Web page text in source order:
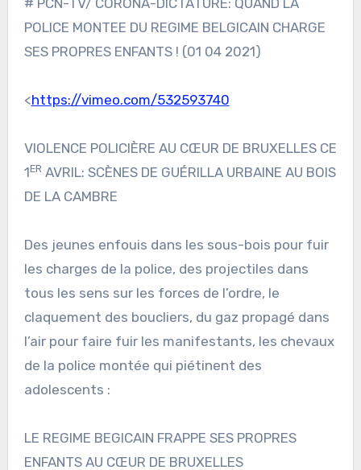
# PCN-TV/ CORONA-DICTATURE: QUAND LA
POLICE MONTEE DU REGIME BELGICAIN CHARGE
SES PROPRES ENFANTS ! (01 04 2021)
<https://vimeo.com/532593740
VIOLENCE POLICIÈRE AU CŒUR DE BRUXELLES CE
1ER AVRIL: SCÈNES DE GUÉRILLA URBAINE AU BOIS
DE LA CAMBRE
Des jeunes enfouis dans les sous-bois pour fuir
les charges de la police, des projectiles dans
tous les sens sur les forces de l’ordre, le
claquement des boucliers, du gaz propagé dans
l’air pour faire fuir les manifestants, les chevaux
de la police montée qui piétinent des
adolescents :
LE REGIME BEGICAIN FRAPPE SES PROPRES
ENFANTS AU CŒUR DE BRUXELLES